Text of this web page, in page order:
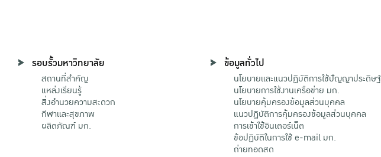
รอบรั้วมหาวิทยาลัย
สถานที่สำคัญ
แหล่งเรียนรู้
สิ่งอำนวยความสะดวก
กีฬาและสุขภาพ
ผลิตภัณฑ์ มก.
ข้อมูลทั่วไป
นโยบายและแนวปฏิบัติการใช้ปัญญาประดิษฐ์
นโยบายการใช้งานเครือข่าย มก.
นโยบายคุ้มครองข้อมูลส่วนบุคคล
แนวปฏิบัติการคุ้มครองข้อมูลส่วนบุคคล
การเข้าใช้อินเตอร์เน็ต
ข้อปฏิบัติในการใช้ e-mail มก.
ถ่ายทอดสด